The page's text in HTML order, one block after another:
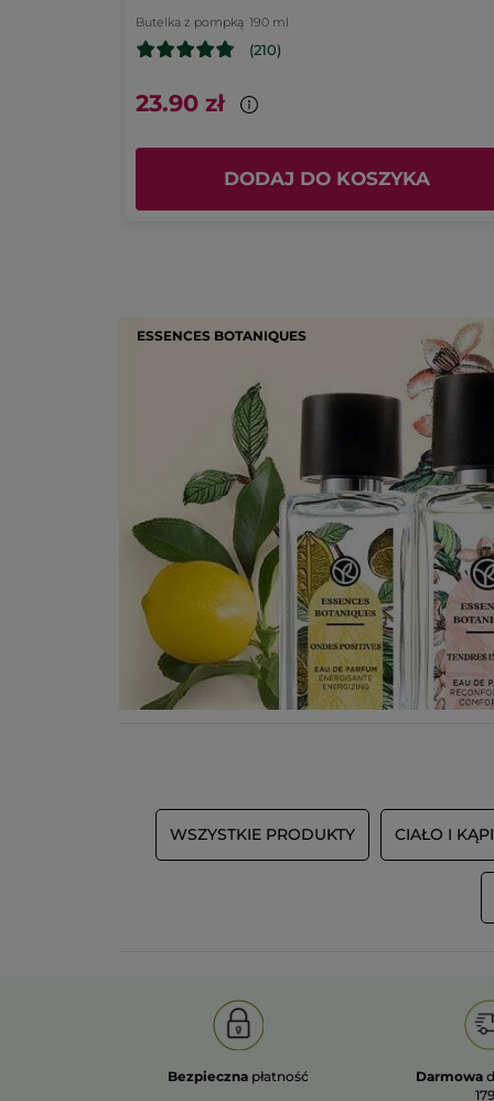
Butelka z pompką 190 ml
(210)
23.90 zł
DODAJ DO KOSZYKA
ESSENCES BOTANIQUES
WSZYSTKIE PRODUKTY CIAŁO I
Bezpieczna płatność Darmowa